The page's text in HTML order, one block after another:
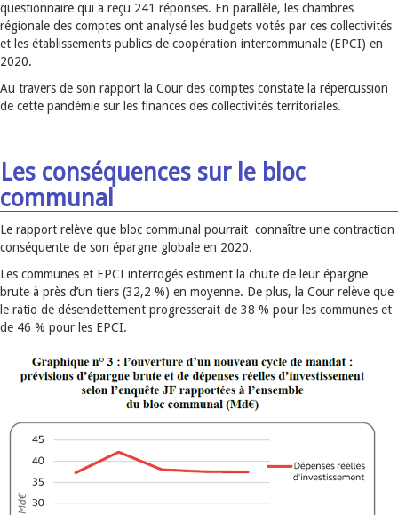
questionnaire qui a reçu 241 réponses. En parallèle, les chambres
régionale des comptes ont analysé les budgets votés par ces collectivités
et les établissements publics de coopération intercommunale (EPCI) en
2020.
Au travers de son rapport la Cour des comptes constate la répercussion
de cette pandémie sur les finances des collectivités territoriales.
Les conséquences sur le bloc
communal
Le rapport relève que bloc communal pourrait connaître une contraction
conséquente de son épargne globale en 2020.
Les communes et EPCI interrogés estiment la chute de leur épargne
brute à près d’un tiers (32,2 %) en moyenne. De plus, la Cour relève que
le ratio de désendettement progresserait de 38 % pour les communes et
de 46 % pour les EPCI.